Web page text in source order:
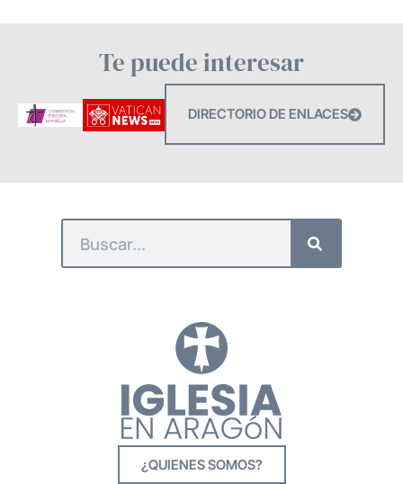
Te puede interesar
DIRECTORIO DE ENLACES
¿QUIENES SOMOS?